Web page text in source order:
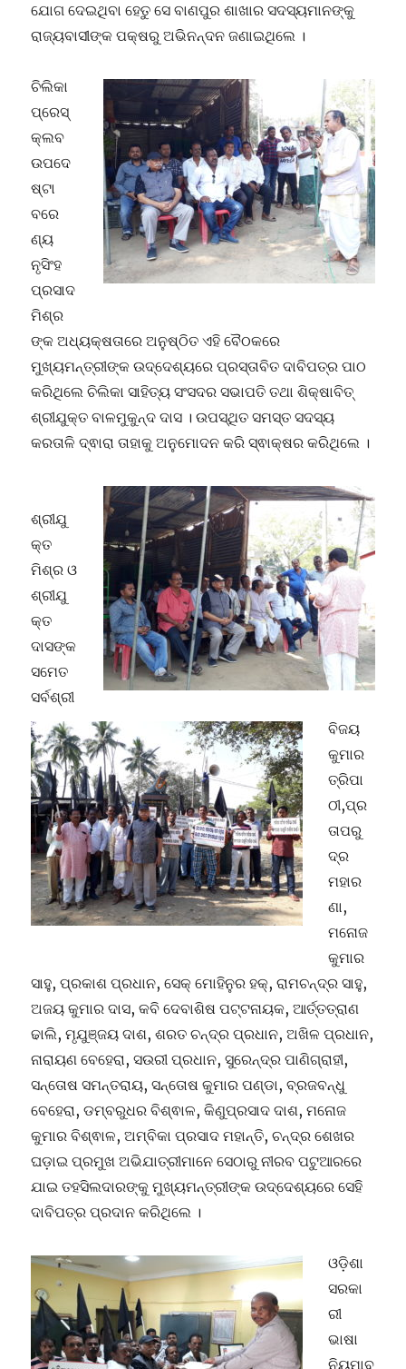
ଯୋଗ ଦେଇଥିବା ହେତୁ ସେ ବାଣପୁର ଶାଖାର ସଦସ୍ୟମାନଙ୍କୁ
ରାଜ୍ୟବାସୀଙ୍କ ପକ୍ଷରୁ ଅଭିନନ୍ଦନ ଜଣାଇଥିଲେ ।
ଚିଲିକା
ପ୍ରେସ୍
କ୍ଲବ
ଉପଦେ
ଷ୍ଟା
ବରେ
ଣ୍ୟ
ନୃସିଂହ
ପ୍ରସାଦ
ମିଶ୍ର
ଙ୍କ ଅଧ୍ୟକ୍ଷତାରେ ଅନୁଷ୍ଠିତ ଏହି ବୈଠକରେ
ମୁଖ୍ୟମନ୍ତ୍ରୀଙ୍କ ଉଦ୍ଦେଶ୍ୟରେ ପ୍ରସ୍ତାବିତ ଦାବିପତ୍ର ପାଠ
କରିଥିଲେ ଚିଲିକା ସାହିତ୍ୟ ସଂସଦର ସଭାପତି ତଥା ଶିକ୍ଷାବିତ୍
ଶ୍ରୀଯୁକ୍ତ ବାଳମୁକୁନ୍ଦ ଦାସ । ଉପସ୍ଥିତ ସମସ୍ତ ସଦସ୍ୟ
କରତାଳି ଦ୍ଵାରା ତାହାକୁ ଅନୁମୋଦନ କରି ସ୍ଵାକ୍ଷର କରିଥିଲେ ।
ଶ୍ରୀଯୁ
କ୍ତ
ମିଶ୍ର ଓ
ଶ୍ରୀଯୁ
କ୍ତ
ଦାସଙ୍କ
ସମେତ
ସର୍ବଶ୍ରୀ
ବିଜୟ
କୁମାର
ତ୍ରିପା
ଠୀ,ପ୍ର
ତାପରୁ
ଦ୍ର
ମହାର
ଣା,
ମନୋଜ
କୁମାର
ସାହୁ, ପ୍ରକାଶ ପ୍ରଧାନ, ସେକ୍ ମୋହିନୁର ହକ୍, ରାମଚନ୍ଦ୍ର ସାହୁ,
ଅଜୟ କୁମାର ଦାସ, କବି ଦେବାଶିଷ ପଟ୍ଟନାୟକ, ଆର୍ତ୍ତତ୍ରାଣ
ଢାଲି, ମୃଯୁଞ୍ଜୟ ଦାଶ, ଶରତ ଚନ୍ଦ୍ର ପ୍ରଧାନ, ଅଖିଳ ପ୍ରଧାନ,
ନାରାୟଣ ବେହେରା, ସଉରୀ ପ୍ରଧାନ, ସୁରେନ୍ଦ୍ର ପାଣିଗ୍ରାହୀ,
ସନ୍ତୋଷ ସମନ୍ତରାୟ, ସନ୍ତୋଷ କୁମାର ପଣ୍ଡା, ବ୍ରଜବନ୍ଧୁ
ବେହେରା, ଡମ୍ବରୁଧର ବିଶ୍ଵାଳ, କିଣୁପ୍ରସାଦ ଦାଶ, ମନୋଜ
କୁମାର ବିଶ୍ଵାଳ, ଅମ୍ବିକା ପ୍ରସାଦ ମହାନ୍ତି, ଚନ୍ଦ୍ର ଶେଖର
ଘଡ଼ାଇ ପ୍ରମୁଖ ଅଭିଯାତ୍ରୀମାନେ ସେଠାରୁ ନୀରବ ପଟୁଆରରେ
ଯାଇ ତହସିଲଦାରଙ୍କୁ ମୁଖ୍ୟମନ୍ତ୍ରୀଙ୍କ ଉଦ୍ଦେଶ୍ୟରେ ସେହି
ଦାବିପତ୍ର ପ୍ରଦାନ କରିଥିଲେ ।
ଓଡ଼ିଶା
ସରକା
ରୀ
ଭାଷା
ନିୟମାବ